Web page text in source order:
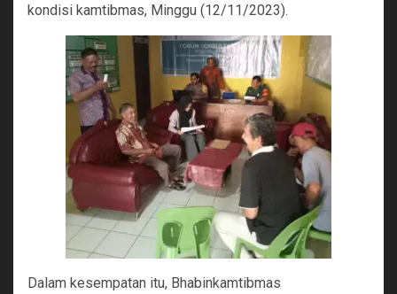
kondisi kamtibmas, Minggu (12/11/2023).
Dalam kesempatan itu, Bhabinkamtibmas